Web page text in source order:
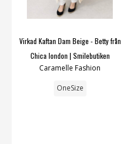
Virkad Kaftan Dam Beige - Betty från
Chica london | Smilebutiken
Caramelle Fashion
OneSize